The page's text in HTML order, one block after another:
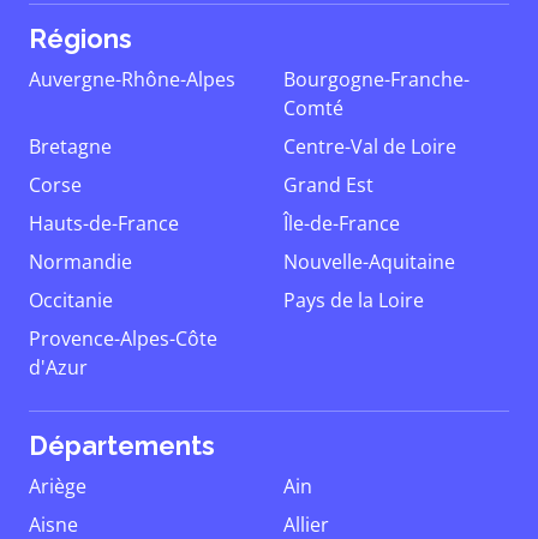
Régions
Auvergne-Rhône-Alpes
Bourgogne-Franche-
Comté
Bretagne
Centre-Val de Loire
Corse
Grand Est
Hauts-de-France
Île-de-France
Normandie
Nouvelle-Aquitaine
Occitanie
Pays de la Loire
Provence-Alpes-Côte
d'Azur
Départements
Ariège
Ain
Aisne
Allier